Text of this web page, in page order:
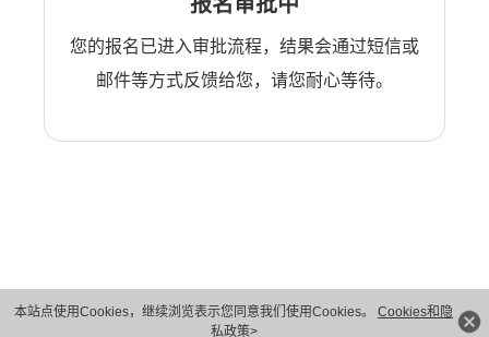
本站点使用Cookies，继续浏览表示您同意我们使用Cookies。 Cookies和隐
私政策>
您的报名已进入审批流程，结果会通过短信或
邮件等方式反馈给您，请您耐心等待。
版权所有 © 华为技术有限公司 1998-2026。 保留一切权利。粤A2-20044005号